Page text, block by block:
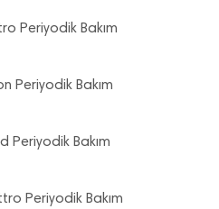
Periyodik Bakım
Periyodik Bakım
Periyodik Bakım
Periyodik Bakım